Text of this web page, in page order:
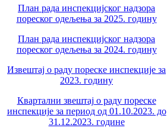
План рада инспекцијског надзора
пореског одељења за 2025. годину
План рада инспекцијског надзора
пореског одељења за 2024. годину
Извештај о раду пореске инспекције за
2023. годину
Квартални звештај о раду пореске
инспекције за период од 01.10.2023. до
31.12.2023. године